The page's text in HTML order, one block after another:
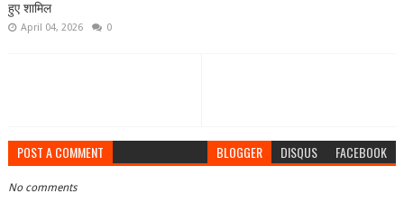
हुए शामिल
April 04, 2026 0
POST A COMMENT BLOGGER DISQUS FACEBOOK
No comments